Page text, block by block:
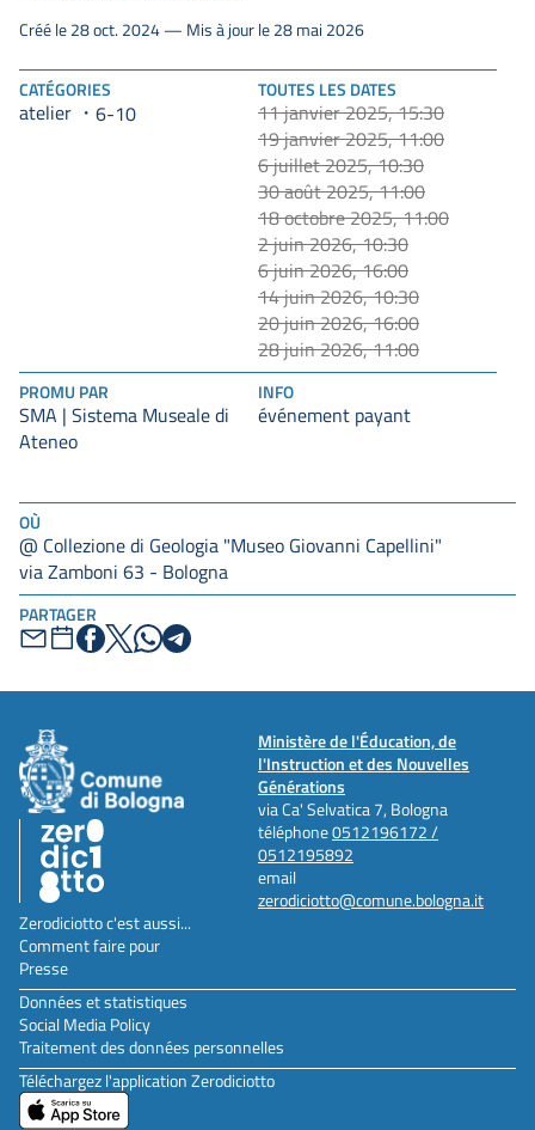
OÙ
@ Collezione di Geologia "Museo Giovanni Capellini"
via Zamboni 63 - Bologna
PARTAGER
CATÉGORIES
atelier 6-10
TOUTES LES DATES
11 janvier 2025, 15:30
19 janvier 2025, 11:00
6 juillet 2025, 10:30
30 août 2025, 11:00
18 octobre 2025, 11:00
2 juin 2026, 10:30
6 juin 2026, 16:00
14 juin 2026, 10:30
20 juin 2026, 16:00
28 juin 2026, 11:00
PROMU PAR
SMA | Sistema Museale di
Ateneo
INFO
événement payant
Créé le 28 oct. 2024 — Mis à jour le 28 mai 2026
Ministère de l'Éducation, de
l'Instruction et des Nouvelles
Générations
via Ca' Selvatica 7, Bologna
téléphone0512196172 /
0512195892
email
zerodiciotto@comune.bologna.it
Zerodiciotto c'est aussi...
Comment faire pour
Presse
Données et statistiques
Social Media Policy
Traitement des données personnelles
Téléchargez l'application Zerodiciotto